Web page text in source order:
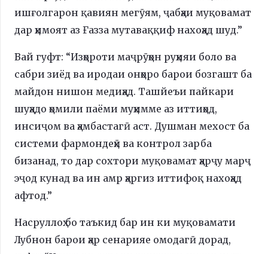
ишғолгарон қавиян мегӯям, ҷабҳаи муқовамат
дар ҳимоят аз Ғазза мутаваққиф нахоҳад шуд.”
Вай гуфт: “Изҳороти маҷрӯҳон руҳияи боло ва
сабри зиёд ва иродаи онҳоро барои бозгашт ба
майдон нишон медиҳад. Ташйеъи пайкари
шуҳадо ҳомили паёми муҳимме аз иттиҳод,
инсиҷом ва ҳамбастагӣ аст. Душман мехост ба
системи фармондеҳӣ ва контрол зарба
бизанад, то дар сохтори муқовамат ҳарҷу марҷ
эҷод кунад ва ин амр ҳаргиз иттифоқ нахоҳад
афтод.”
Насруллоҳ бо таъкид бар ин ки муқовамати
Лубнон барои ҳар сенарияе омодагӣ дорад,